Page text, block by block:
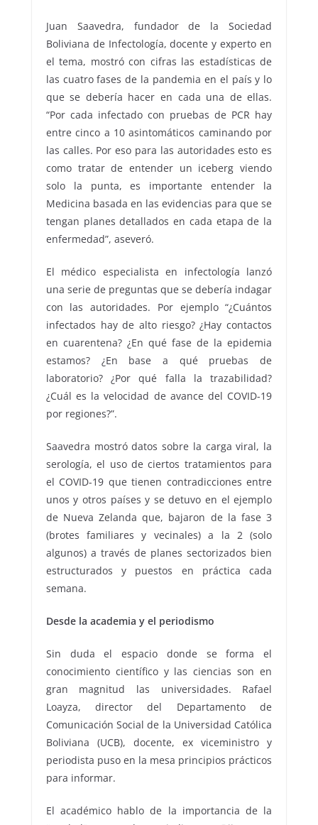
Juan Saavedra, fundador de la Sociedad
Boliviana de Infectología, docente y experto en
el tema, mostró con cifras las estadísticas de
las cuatro fases de la pandemia en el país y lo
que se debería hacer en cada una de ellas.
“Por cada infectado con pruebas de PCR hay
entre cinco a 10 asintomáticos caminando por
las calles. Por eso para las autoridades esto es
como tratar de entender un iceberg viendo
solo la punta, es importante entender la
Medicina basada en las evidencias para que se
tengan planes detallados en cada etapa de la
enfermedad”, aseveró.
El médico especialista en infectología lanzó
una serie de preguntas que se debería indagar
con las autoridades. Por ejemplo “¿Cuántos
infectados hay de alto riesgo? ¿Hay contactos
en cuarentena? ¿En qué fase de la epidemia
estamos? ¿En base a qué pruebas de
laboratorio? ¿Por qué falla la trazabilidad?
¿Cuál es la velocidad de avance del COVID-19
por regiones?”.
Saavedra mostró datos sobre la carga viral, la
serología, el uso de ciertos tratamientos para
el COVID-19 que tienen contradicciones entre
unos y otros países y se detuvo en el ejemplo
de Nueva Zelanda que, bajaron de la fase 3
(brotes familiares y vecinales) a la 2 (solo
algunos) a través de planes sectorizados bien
estructurados y puestos en práctica cada
semana.
Desde la academia y el periodismo
Sin duda el espacio donde se forma el
conocimiento científico y las ciencias son en
gran magnitud las universidades. Rafael
Loayza, director del Departamento de
Comunicación Social de la Universidad Católica
Boliviana (UCB), docente, ex viceministro y
periodista puso en la mesa principios prácticos
para informar.
El académico hablo de la importancia de la